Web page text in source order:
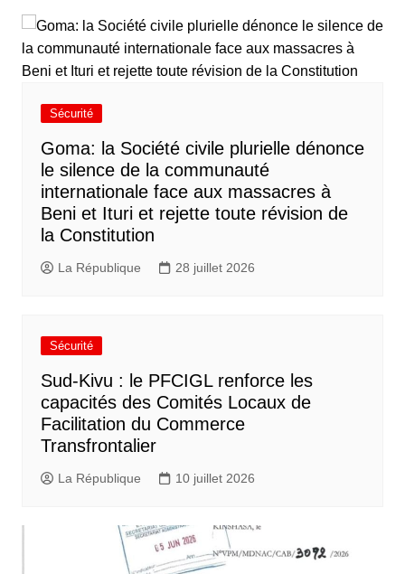
Sécurité
Goma: la Société civile plurielle dénonce
le silence de la communauté
internationale face aux massacres à
Beni et Ituri et rejette toute révision de
la Constitution
La République 28 juillet 2026
Sécurité
Sud-Kivu : le PFCIGL renforce les
capacités des Comités Locaux de
Facilitation du Commerce
Transfrontalier
La République 10 juillet 2026